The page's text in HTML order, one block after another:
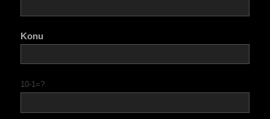
Konu
10-1=?